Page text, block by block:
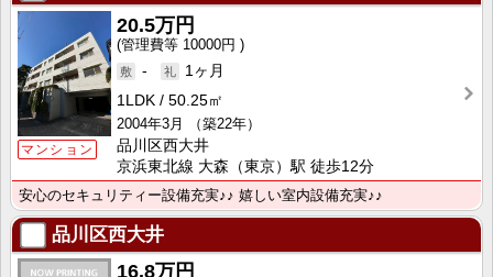
マンション
20.5万円
10000円
-
1ヶ月
1LDK
50.25㎡
2004年3月
（築22年）
品川区西大井
京浜東北線 大森（東京）駅 徒歩12分
安心のセキュリティー設備充実♪♪ 嬉しい室内設備充実♪♪
品川区西大井
16.8万円